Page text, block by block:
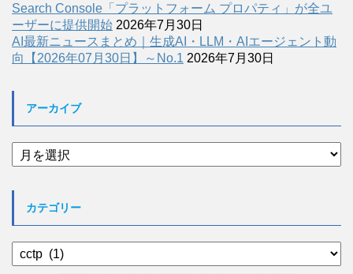
Search Console「プラットフォーム プロパティ」が全ユ
ーザーに提供開始 2026年7月30日
AI最新ニュースまとめ｜生成AI・LLM・AIエージェント動
向【2026年07月30日】～No.1 2026年7月30日
アーカイブ
ア
ー
カテゴリー
カ
テ